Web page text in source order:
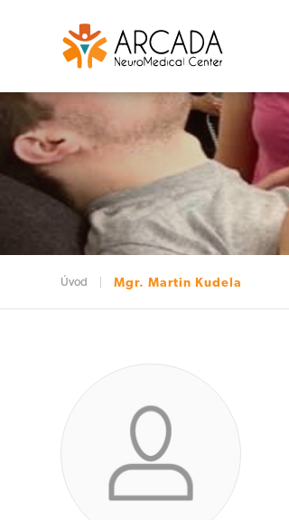
Úvod Mgr. Martin Kudela